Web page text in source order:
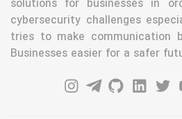
solutions for businesses in
cybersecurity challenges
tries to make communication
Businesses easier for a safer